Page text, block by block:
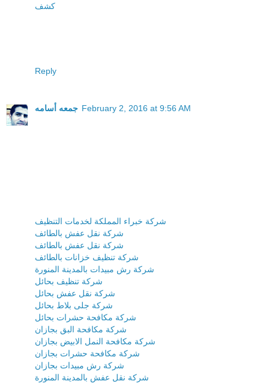
كشف
Reply
جمعه أسامه February 2, 2016 at 9:56 AM
شركة خبراء المملكة لخدمات التنظيف
شركة نقل عفش بالطائف
شركة نقل عفش بالطائف
شركة تنظيف خزانات بالطائف
شركة رش مبيدات بالمدينة المنورة
شركة تنظيف بحائل
شركة نقل عفش بحائل
شركة جلى بلاط بحائل
شركة مكافحة حشرات بحائل
شركة مكافحة البق بجازان
شركة مكافحة النمل الابيض بجازان
شركة مكافحة حشرات بجازان
شركة رش مبيدات بجازان
شركة نقل عفش بالمدينة المنورة